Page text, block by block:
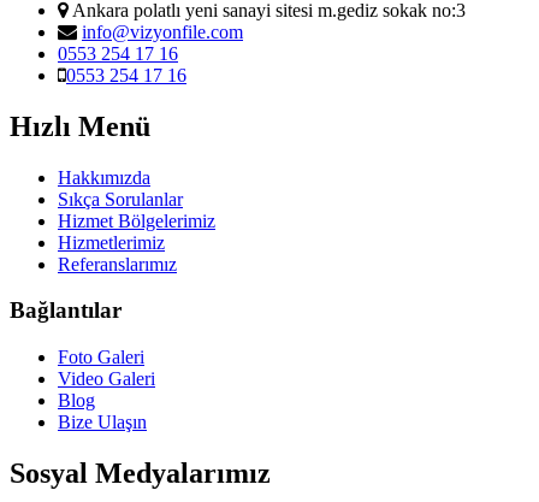
Ankara polatlı yeni sanayi sitesi m.gediz sokak no:3
info@vizyonfile.com
0553 254 17 16
0553 254 17 16
Hızlı Menü
Hakkımızda
Sıkça Sorulanlar
Hizmet Bölgelerimiz
Hizmetlerimiz
Referanslarımız
Bağlantılar
Foto Galeri
Video Galeri
Blog
Bize Ulaşın
Sosyal Medyalarımız